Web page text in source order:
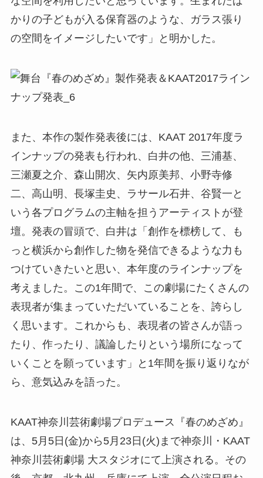
かりの子どもが入る保育器のような、ガラス張り
の空間をイメージしたいです」と明かした。
また、本作の製作発表後には、KAAT 2017年度ラ
インナップの発表も行われ、白井の他、三浦基、
三瀬夏之介、森山開次、矢内原美邦、小野寺修
二、高山明、長塚圭史、ラサール石井、谷賢一と
いう各プログラムの主軸を担うアーティストが登
壇。発表の冒頭で、白井は「創作を標榜して、も
っと横浜から創作した物を発信できるような力も
つけていきたいと思い、本年度のラインナップを
考えました。この1年間で、この劇場にたくさんの
表現者が集まっていただいていることを、誇らし
く思います。これからも、表現者の皆さんが語っ
たり、作ったり、議論したりという場所になって
いくことを願っています」と1年間を振り返りなが
ら、意気込みを語った。
KAAT神奈川芸術劇場プロデュース『春のめざめ』
は、5月5日(金)から5月23日(火)まで神奈川・KAAT
神奈川芸術劇場 大スタジオにて上演される。その